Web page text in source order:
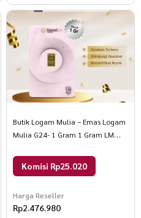
Butik Logam Mulia – Emas Logam
Mulia G24- 1 Gram 1 Gram LM
Komisi Rp25.020
Harga Reseller
Rp2.476.980